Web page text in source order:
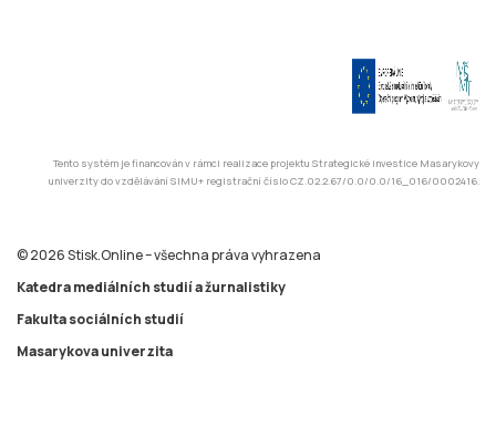
Tento systém je financován v rámci realizace projektu Strategické investice Masarykovy
univerzity do vzdělávání SIMU+ registrační číslo CZ.02.2.67/0.0/0.0/16_016/0002416.
© 2026 Stisk.Online – všechna práva vyhrazena
Katedra mediálních studií a žurnalistiky
Fakulta sociálních studií
Masarykova univerzita